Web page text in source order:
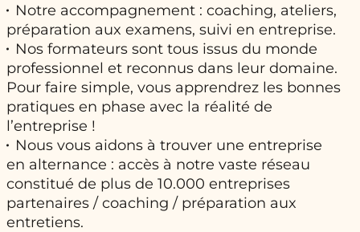
Notre accompagnement : coaching, ateliers,
préparation aux examens, suivi en entreprise.
Nos formateurs sont tous issus du monde
professionnel et reconnus dans leur domaine.
Pour faire simple, vous apprendrez les bonnes
pratiques en phase avec la réalité de
l’entreprise !
Nous vous aidons à trouver une entreprise
en alternance : accès à notre vaste réseau
constitué de plus de 10.000 entreprises
partenaires / coaching / préparation aux
entretiens.